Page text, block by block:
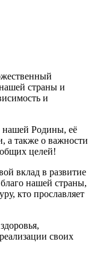
страны и
и
нашей Родины, её
а также о важности
целей!
вклад в развитие
нашей страны,
кто прославляет
своих